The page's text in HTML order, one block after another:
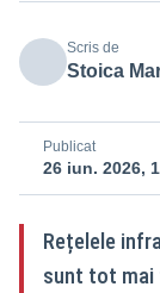
Scris de
Stoica
Publicat
26 iun. 2026,
Rețelele
sunt tot mai